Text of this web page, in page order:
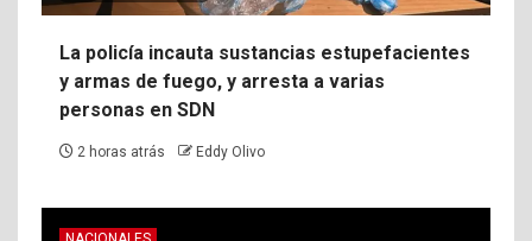
La policía incauta sustancias estupefacientes
y armas de fuego, y arresta a varias
personas en SDN
2 horas atrás Eddy Olivo